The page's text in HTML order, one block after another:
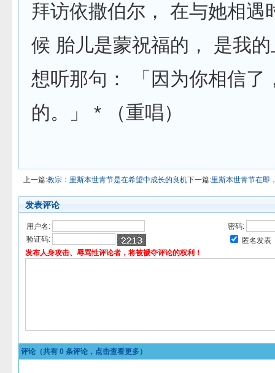
拜访依撒伯尔， 在与她相遇
候 胎儿是蒙祝福的， 是我
想听那句： 「因为你相信了
的。」 * （重唱）
上一篇:教宗：里斯本世青节是在希望中成长的良机下一篇:里斯本世青节在即
发表评论
用户名:
密码:
验证码:
匿名发表
发布人身攻击、辱骂性评论者，将被褫夺评论的权利！
评论（共有 0 条评论，点击查看更多）